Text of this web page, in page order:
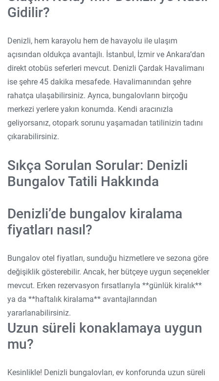
Gidilir?
Denizli, hem karayolu hem de havayolu ile ulaşım
açısından oldukça avantajlı. İstanbul, İzmir ve Ankara’dan
direkt otobüs seferleri mevcut. Denizli Çardak Havalimanı
ise şehre 45 dakika mesafede. Havalimanından şehre
rahatça ulaşabilirsiniz. Ayrıca, bungalovların birçoğu
merkezi yerlere yakın konumda. Kendi aracınızla
geliyorsanız, otopark sorunu yaşamadan tatilinizin tadını
çıkarabilirsiniz.
Sıkça Sorulan Sorular: Denizli
Bungalov Tatili Hakkında
Denizli’de bungalov kiralama
fiyatları nasıl?
Bungalov otel fiyatları, sunduğu hizmetlere ve sezona göre
değişiklik gösterebilir. Ancak, her bütçeye uygun seçenekler
mevcut. Erken rezervasyon fırsatlarıyla **günlük kiralık**
ya da **haftalık kiralama** avantajlarından
yararlanabilirsiniz.
Uzun süreli konaklamaya uygun
mu?
Kesinlikle! Denizli bungalovları, ev konforunda uzun süreli